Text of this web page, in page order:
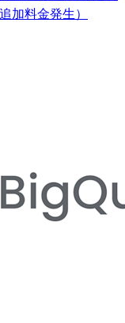
加料金発生）